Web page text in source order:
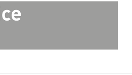
Funktionale Drehsessel